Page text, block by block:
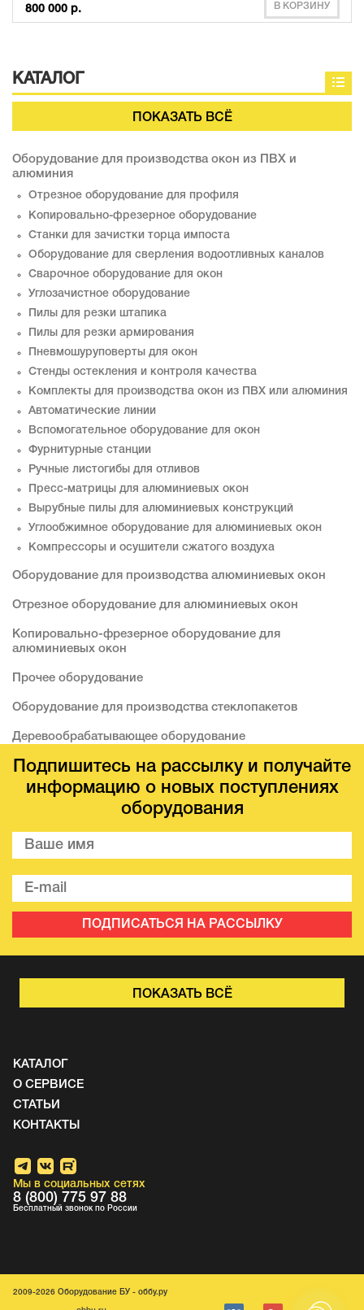
800 000 р. В КОРЗИНУ
КАТАЛОГ
ПОКАЗАТЬ ВСЁ
Оборудование для производства окон из ПВХ и
алюминия
Отрезное оборудование для профиля
Копировально-фрезерное оборудование
Станки для зачистки торца импоста
Оборудование для сверления водоотливных каналов
Сварочное оборудование для окон
Углозачистное оборудование
Пилы для резки штапика
Пилы для резки армирования
Пневмошуруповерты для окон
Стенды остекления и контроля качества
Комплекты для производства окон из ПВХ или алюминия
Автоматические линии
Вспомогательное оборудование для окон
Фурнитурные станции
Ручные листогибы для отливов
Пресс-матрицы для алюминиевых окон
Вырубные пилы для алюминиевых конструкций
Углообжимное оборудование для алюминиевых окон
Компрессоры и осушители сжатого воздуха
Оборудование для производства алюминиевых окон
Отрезное оборудование для алюминиевых окон
Копировально-фрезерное оборудование для
алюминиевых окон
Прочее оборудование
Оборудование для производства стеклопакетов
Деревообрабатывающее оборудование
Подпишитесь на рассылку и получайте
информацию о новых поступлениях
оборудования
ПОДПИСАТЬСЯ НА РАССЫЛКУ
ПОКАЗАТЬ ВСЁ
КАТАЛОГ
О СЕРВИСЕ
СТАТЬИ
КОНТАКТЫ
Мы в социальных сетях
8 (800) 775 97 88
Бесплатный звонок по России
2009-2026 Оборудование БУ - оббу.ру